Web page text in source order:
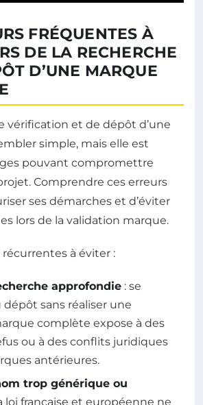
FRÉQUENTES À
DE LA RECHERCHE
D’UNE MARQUE
vérification et de dépôt d’une
simple, mais elle est
pouvant compromettre
Comprendre ces erreurs
ses démarches et d’éviter
lors de la validation marque.
récurrentes à éviter :
approfondie : se
sans réaliser une
complète expose à des
ou à des conflits juridiques
antérieures.
trop générique ou
loi française et européenne ne